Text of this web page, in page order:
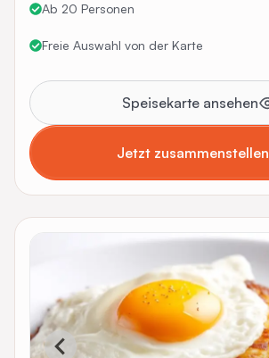
Ab 20 Personen
Freie Auswahl von der Karte
Speisekarte ansehen
Jetzt zusammenstellen